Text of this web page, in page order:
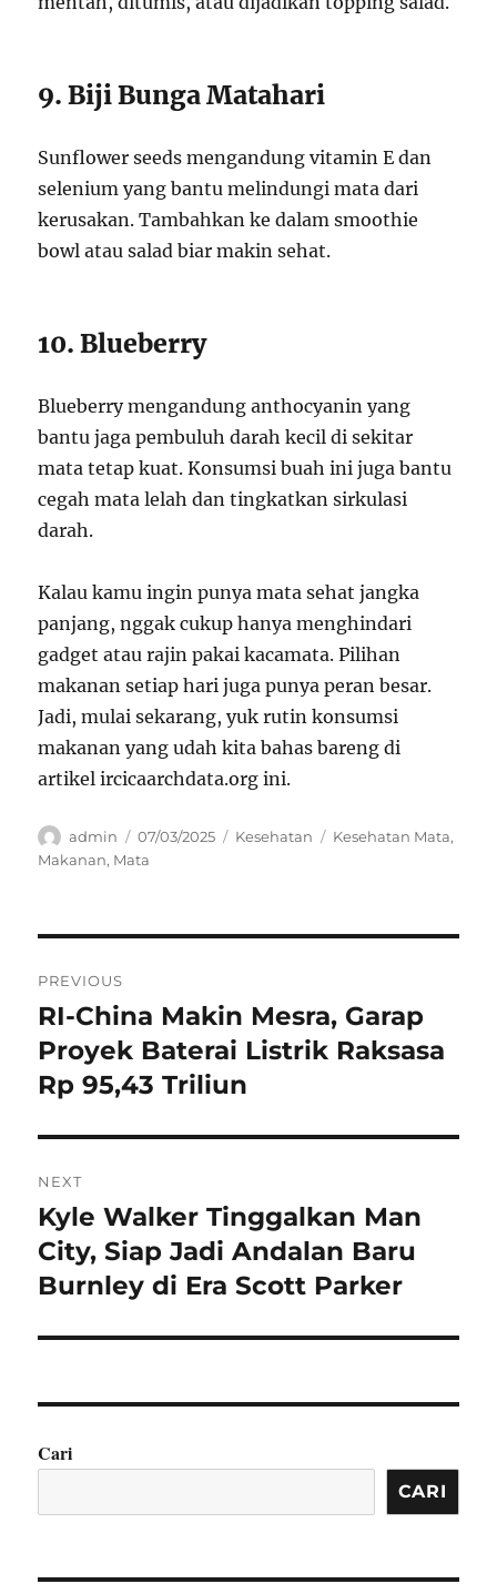
9. Biji Bunga Matahari
Sunflower seeds mengandung vitamin E dan
selenium yang bantu melindungi mata dari
kerusakan. Tambahkan ke dalam smoothie
bowl atau salad biar makin sehat.
10. Blueberry
Blueberry mengandung anthocyanin yang
bantu jaga pembuluh darah kecil di sekitar
mata tetap kuat. Konsumsi buah ini juga bantu
cegah mata lelah dan tingkatkan sirkulasi
darah.
Kalau kamu ingin punya mata sehat jangka
panjang, nggak cukup hanya menghindari
gadget atau rajin pakai kacamata. Pilihan
makanan setiap hari juga punya peran besar.
Jadi, mulai sekarang, yuk rutin konsumsi
makanan yang udah kita bahas bareng di
artikel ircicaarchdata.org ini.
Author
admin
Posted
on
07/03/2025 Categories
Kesehatan Tags
Kesehatan Mata,
Makanan, Mata
pos
PREVIOUS
Previous
post:
RI-China Makin Mesra, Garap
Proyek Baterai Listrik Raksasa
Rp 95,43 Triliun
NEXT
Next
post:
Kyle Walker Tinggalkan Man
City, Siap Jadi Andalan Baru
Burnley di Era Scott Parker
Cari
CARI